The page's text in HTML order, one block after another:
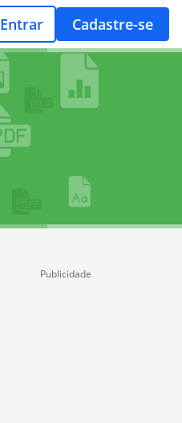
Entrar Cadastre-se
Publicidade